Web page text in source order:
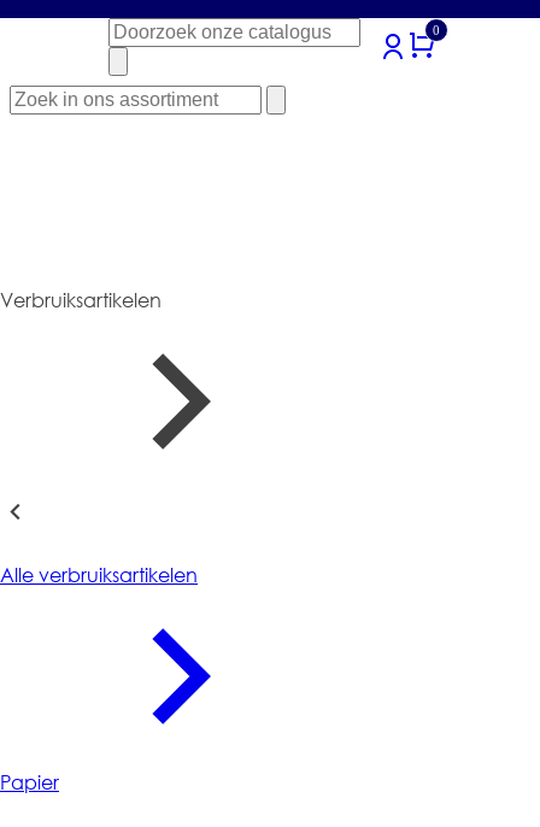
Zoeken
naar:
0
Zoeken
naar:
Verbruiksartikelen
Alle verbruiksartikelen
Papier